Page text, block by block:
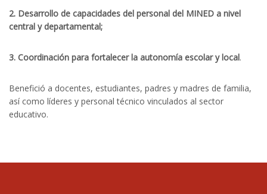
2. Desarrollo de capacidades del personal del MINED a nivel
central y departamental;
3. Coordinación para fortalecer la autonomía escolar y local.
Benefició a docentes, estudiantes, padres y madres de familia,
así como líderes y personal técnico vinculados al sector
educativo.